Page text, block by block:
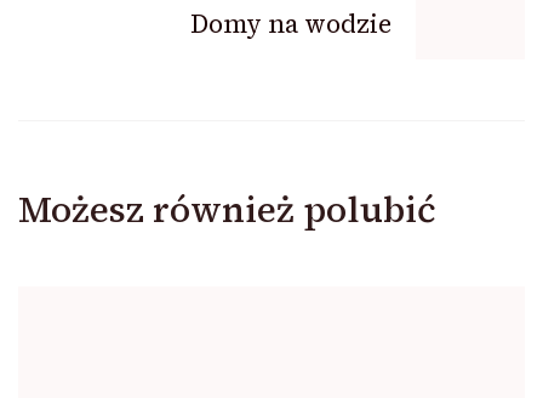
Domy na wodzie
Możesz również polubić